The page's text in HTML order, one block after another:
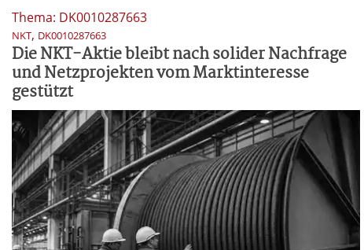
Thema: DK0010287663
NKT, DK0010287663
Die NKT-Aktie bleibt nach solider Nachfrage
und Netzprojekten vom Marktinteresse
gestützt